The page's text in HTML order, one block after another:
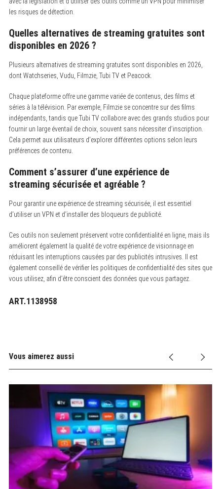
les risques de détection.
Quelles alternatives de streaming gratuites sont
disponibles en 2026 ?
Plusieurs alternatives de streaming gratuites sont disponibles en 2026,
dont Watchseries, Vudu, Filmzie, Tubi TV et Peacock.
Chaque plateforme offre une gamme variée de contenus, des films et
séries à la télévision. Par exemple, Filmzie se concentre sur des films
indépendants, tandis que Tubi TV collabore avec des grands studios pour
fournir un large éventail de choix, souvent sans nécessiter d’inscription.
Cela permet aux utilisateurs d’explorer différentes options selon leurs
préférences de contenu.
Comment s’assurer d’une expérience de
streaming sécurisée et agréable ?
Pour garantir une expérience de streaming sécurisée, il est essentiel
d’utiliser un VPN et d’installer des bloqueurs de publicité.
Ces outils non seulement préservent votre confidentialité en ligne, mais ils
améliorent également la qualité de votre expérience de visionnage en
réduisant les interruptions causées par des publicités intrusives. Il est
également conseillé de vérifier les politiques de confidentialité des sites que
vous utilisez, afin d’être conscient des données que vous partagez.
ART.1138958
Vous aimerez aussi